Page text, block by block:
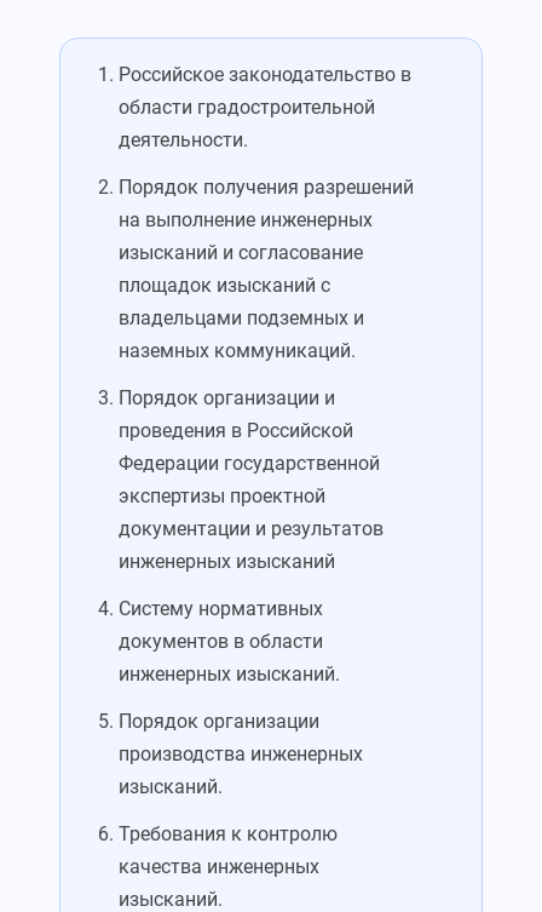
Российское законодательство в
области градостроительной
деятельности.
Порядок получения разрешений
на выполнение инженерных
изысканий и согласование
площадок изысканий с
владельцами подземных и
наземных коммуникаций.
Порядок организации и
проведения в Российской
Федерации государственной
экспертизы проектной
документации и результатов
инженерных изысканий
Систему нормативных
документов в области
инженерных изысканий.
Порядок организации
производства инженерных
изысканий.
Требования к контролю
качества инженерных
изысканий.